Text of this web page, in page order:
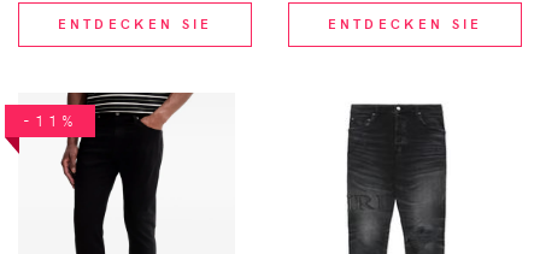
ENTDECKEN SIE ENTDECKEN SIE
-11%